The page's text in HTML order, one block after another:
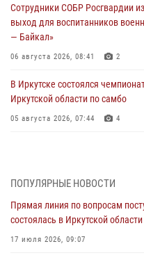
Сотрудники СОБР Росгвардии
выход для воспитанников
— Байкал»
06 августа 2026, 08:41 2
В Иркутске состоялся
Иркутской области по самбо
05 августа 2026, 07:44 4
04 августа 2026, 07:14 3
Росгвардейцы потушили
03 августа 2026, 04:55
ПОПУЛЯРНЫЕ НОВОСТИ
Прямая линия по вопросам
состоялась в Иркутской области
17 июля 2026, 09:07